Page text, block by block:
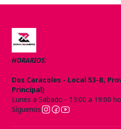
HORARIOS:
Dos Caracoles - Local 53-B,
Principal)
Lunes a Sabado - 13:00 a 19:00
Síguenos